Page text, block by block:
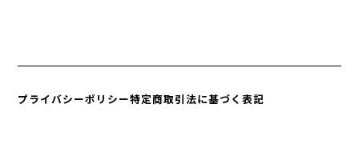
プライバシーポリシー特定商取引法に基づく表記